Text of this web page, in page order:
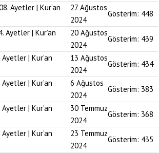
Ayetler | Kur’an
27 Ağustos
2024
Gösterim: 448
Ayetler | Kur’an
20 Ağustos
2024
Gösterim: 439
| Kur’an
13 Ağustos
2024
Gösterim: 434
| Kur’an
6 Ağustos
2024
Gösterim: 383
| Kur’an
30 Temmuz
2024
Gösterim: 368
| Kur’an
23 Temmuz
2024
Gösterim: 435